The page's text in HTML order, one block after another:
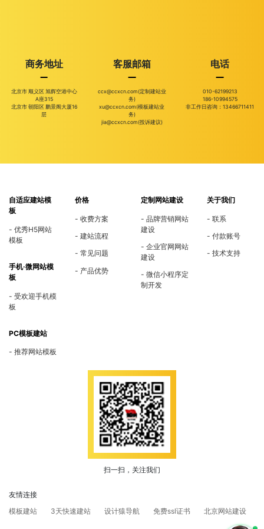
商务地址
北京市 顺义区 旭辉空港中心
A座315
北京市 朝阳区 鹏景阁大厦16
层
客服邮箱
ccx@ccxcn.com(定制建站业
务)
xu@ccxcn.com(模板建站业
务)
jia@ccxcn.com(投诉建议)
电话
010-62199213
186-10994575
非工作日咨询：13466711411
自适应建站模
板
优秀H5网站
模板
手机·微网站模
板
受欢迎手机模
板
PC模板建站
推荐网站模板
价格
收费方案
建站流程
常见问题
产品优势
定制网站建设
品牌营销网站
建设
企业官网网站
建设
微信小程序定
制开发
关于我们
联系
付款账号
技术支持
扫一扫，关注我们
友情连接
模板建站
3天快速建站 设计猿导航 免费ssl证书 北京网站建设